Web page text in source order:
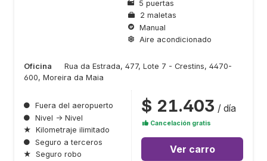
5 puertas
2 maletas
Manual
Aire acondicionado
Oficina
Rua da Estrada, 477, Lote 7 - Crestins, 4470-
600, Moreira da Maia
● Fuera del aeropuerto
● Nivel → Nivel
★ Kilometraje ilimitado
● Seguro a terceros
★ Seguro robo
$ 21.403 / día
Cancelación gratis
Ver carro